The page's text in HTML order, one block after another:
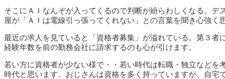
そこにＡＩなんぞが入ってくるので判断が紛らわしくなる。
屋が「ＡＩは電線引っ張ってくれない」との言葉を聞き心強く
最近の求人を見ていると「資格者募集」が溢れている。第３
経験年数を前の勤務会社に請求するのも心が引けます。
若い方に資格者が少ない様で・・若い時代は転職・独立など
時代と思います。おじさんは資格を多く持っていますが、自